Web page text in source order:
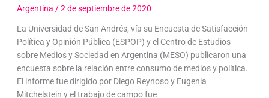
Argentina /2 de septiembre de 2020
La Universidad de San Andrés, vía su Encuesta de Satisfacción
Política y Opinión Pública (ESPOP) y el Centro de Estudios
sobre Medios y Sociedad en Argentina (MESO) publicaron una
encuesta sobre la relación entre consumo de medios y política.
El informe fue dirigido por Diego Reynoso y Eugenia
Mitchelstein y el trabajo de campo fue